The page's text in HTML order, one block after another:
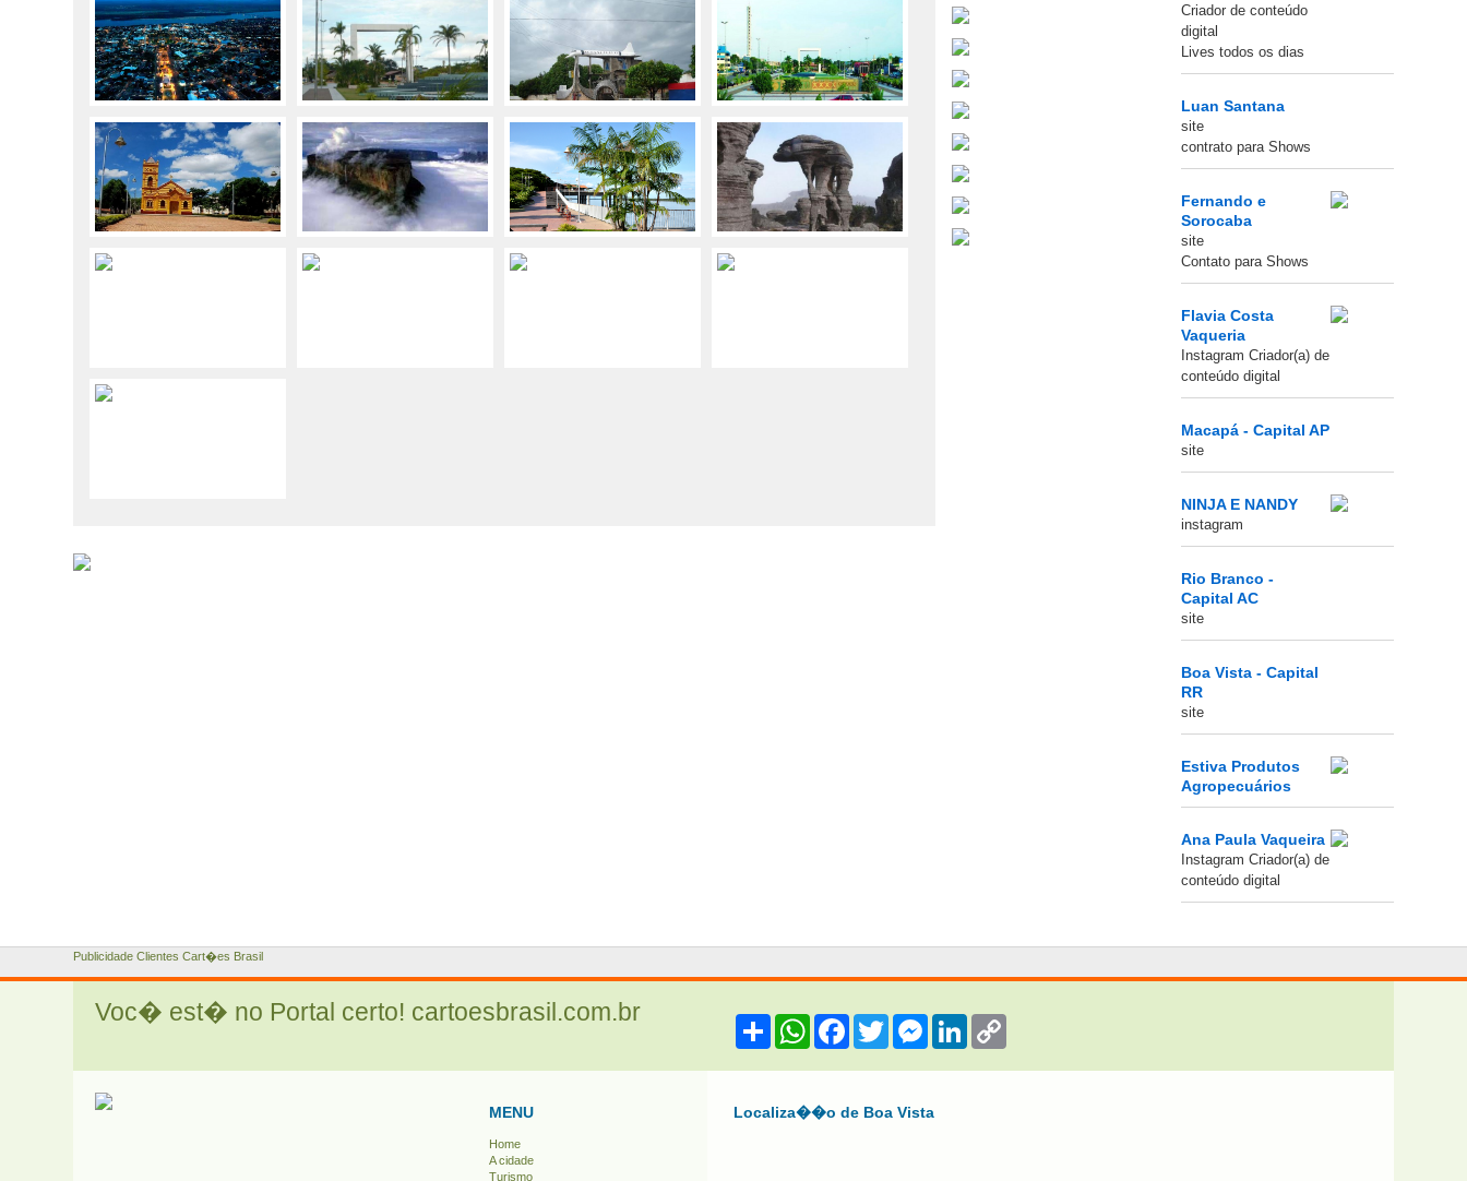
Criador de conteúdo
digital
Lives todos os dias
Luan Santana
site
contrato para Shows
Fernando e
Sorocaba
site
Contato para Shows
Flavia Costa
Vaqueria
Instagram Criador(a) de
conteúdo digital
Macapá - Capital AP
site
NINJA E NANDY
instagram
Rio Branco -
Capital AC
site
Boa Vista - Capital
RR
site
Estiva Produtos
Agropecuários
Ana Paula Vaqueira
Instagram Criador(a) de
conteúdo digital
Publicidade Clientes Cart�es Brasil
Voc� est� no Portal certo! cartoesbrasil.com.br Share WhatsAppFacebook
TwitterMessenger
LinkedIn
MENU
Home
A cidade
Turismo
Localiza��o de Boa Vista